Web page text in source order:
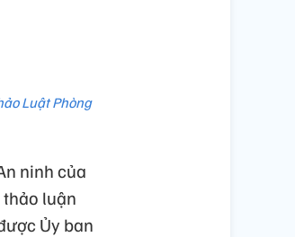
Luật Phòng
ninh của
thảo luận
Ủy ban